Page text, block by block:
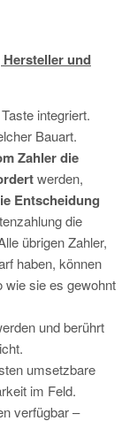
Hersteller und
integriert.
Bauart.
Zahler die
werden,
Entscheidung
die
übrigen Zahler,
haben, können
wie sie es gewohnt
und berührt
umsetzbare
im Feld.
verfügbar –